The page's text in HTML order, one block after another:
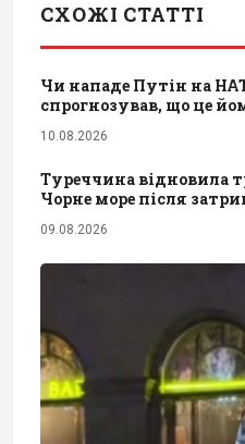
СХОЖІ СТАТТІ
Чи нападе Путін на
спрогнозував, що це
10.08.2026
Туреччина відновила
Чорне море після
09.08.2026